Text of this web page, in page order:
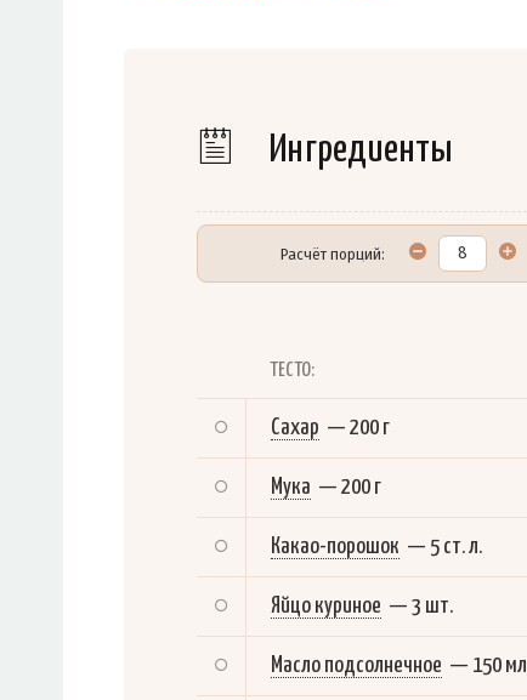
Ингредиенты
Расчёт порций:
ТЕСТО:
Сахар — 200 г
Мука — 200 г
Какао-порошок — 5 ст. л.
Яйцо куриное — 3 шт.
Масло подсолнечное — 150 мл